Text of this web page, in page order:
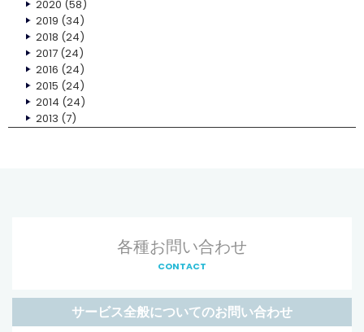
2020 (58)
2019 (34)
2018 (24)
2017(24)
2016 (24)
2015 (24)
2014 (24)
2013 (7)
各種お問い合わせ
CONTACT
サービス全般についてのお問い合わせ